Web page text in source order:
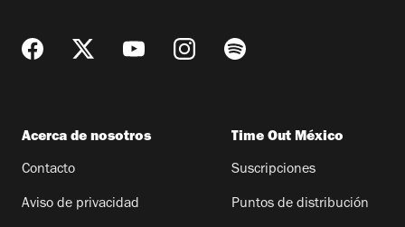
Acerca de nosotros
Contacto
Aviso de privacidad
Time Out México
Suscripciones
Puntos de distribución